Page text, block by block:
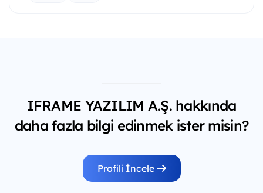
IFRAME YAZILIM A.Ş. hakkında
daha fazla bilgi edinmek ister misin?
Profili İncele